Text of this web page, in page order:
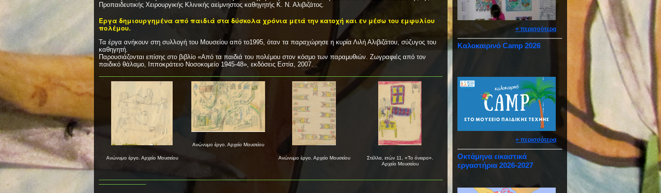
Προπαιδευτικής Χειρουργικής Κλινικής αείμνηστος καθηγητής Κ. Ν. Αλιβιζάτος.
Έργα δημιουργημένα από παιδιά στα δύσκολα χρόνια μετά την κατοχή και εν μέσω του εμφυλίου
πολέμου.
Τα έργα ανήκουν στη συλλογή του Μουσείου από το1995, όταν τα παραχώρησε η κυρία Λιλή Αλιβιζάτου, σύζυγος του
καθηγητή.
Παρουσιάζονται επίσης στο βιβλίο «Από τα παιδιά του πολέμου στον κόσμο των παραμυθιών. Ζωγραφιές από τον
παιδικό θάλαμο, Ιπποκράτειο Νοσοκομείο 1945-48», εκδόσεις Εστία, 2007.
Ανώνυμο έργο. Αρχείο Μουσείου
Ανώνυμο έργο. Αρχείο Μουσείου
Ανώνυμο έργο. Αρχείο Μουσείου
Στέλλα, ετών 11, «Το όνειρο».
Αρχείο Μουσείου
+ περισσότερα
Καλοκαιρινό Camp 2026
+ περισσότερα
Οκτάμηνα εικαστικά
εργαστήρια 2026-2027